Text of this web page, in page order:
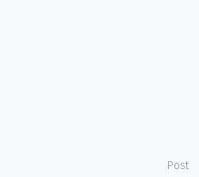
Post